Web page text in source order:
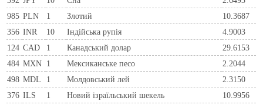
985 PLN 1 Злотий
10.3687
356 INR 10 Індійська рупія
4.9003
124 CAD 1 Канадський долар
29.6153
484 MXN 1 Мексиканське песо
2.2044
498 MDL 1 Молдовський лей
2.3150
376 ILS 1 Новий ізраїльський шекель
10.9956